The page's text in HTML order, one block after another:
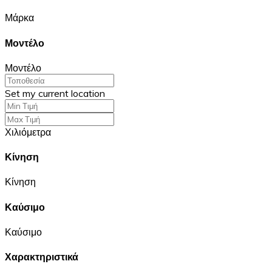
Μάρκα
Μοντέλο
Μοντέλο
Set my current location
Χιλιόμετρα
Κίνηση
Κίνηση
Καύσιμο
Καύσιμο
Χαρακτηριστικά